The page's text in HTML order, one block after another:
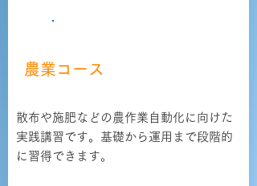
農業コース
散布や施肥などの農作業自動化に向けた
実践講習です。基礎から運用まで段階的
に習得できます。